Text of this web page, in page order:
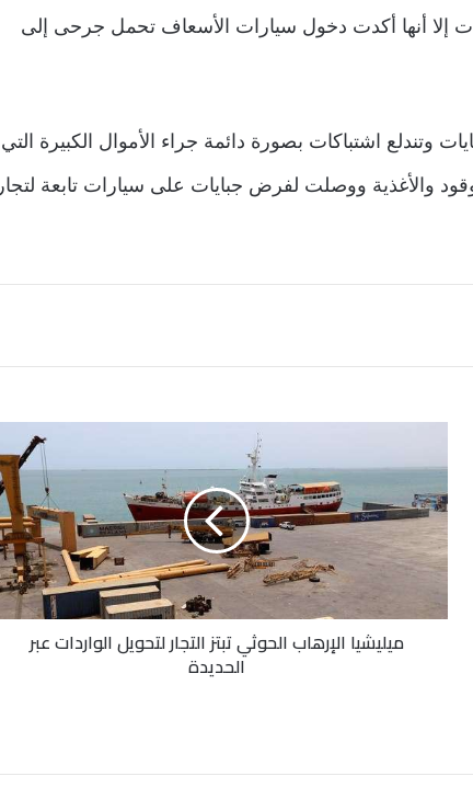
إلا أنها أكدت دخول سيارات الأسعاف تحمل جرحى إلى
وتندلع اشتباكات بصورة دائمة جراء الأموال الكبيرة التي
والأغذية ووصلت لفرض جبايات على سيارات تابعة لتجار
تبتز
التجار
لتحويل
الواردات
الحديدة
ميليشيا الإرهاب الحوثي تبتز التجار لتحويل الواردات عبر
الحديدة